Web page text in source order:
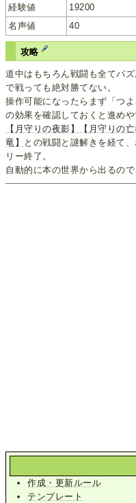
経験値
19200
名声値
40
攻略
道中はもちろん戦闘も全てパ
で戦っても絶対勝てない。
操作可能になったらまず「つ
の効果を確認しておくと進めや
【月守りの夜影】
【月守りの亡
竜】
との戦闘と謎解きを経て
リー終了。
自動的に本の世界から出るの
作成・更新ルール
テンプレート